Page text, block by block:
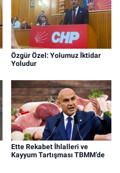
Özgür Özel: Yolumuz İktidar
Yoludur
Ette Rekabet İhlalleri ve
Kayyum Tartışması TBMM’de